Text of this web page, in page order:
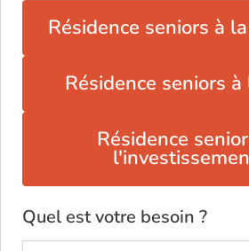
Résidence seniors à
Résidence seniors
Résidence
Quel est votre besoin ?